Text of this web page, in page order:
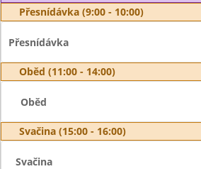
Přesnídávka (9:00 - 10:00)
Přesnídávka
Oběd (11:00 - 14:00)
Oběd
Svačina (15:00 - 16:00)
Svačina